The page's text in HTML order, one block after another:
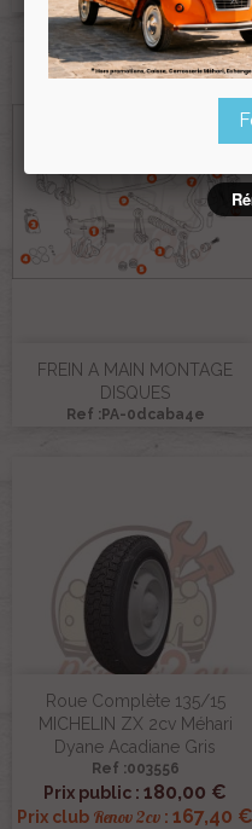
FREIN A MAIN MONTAGE
DISQUES
Ref :PA-0dcaba4e
Roue Complète 135/15
MICHELIN ZX 2cv Méhari
Dyane Acadiane Gris
Ref :003556
Prix public : 180,00 €
Prix club Renov 2cv : 167,40 €